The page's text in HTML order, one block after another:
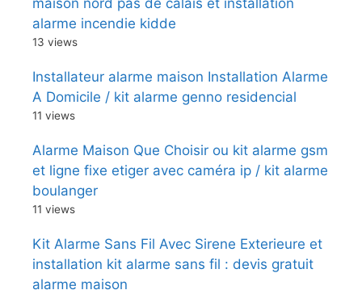
maison nord pas de calais et installation
alarme incendie kidde
13 views
Installateur alarme maison Installation Alarme
A Domicile / kit alarme genno residencial
11 views
Alarme Maison Que Choisir ou kit alarme gsm
et ligne fixe etiger avec caméra ip / kit alarme
boulanger
11 views
Kit Alarme Sans Fil Avec Sirene Exterieure et
installation kit alarme sans fil : devis gratuit
alarme maison